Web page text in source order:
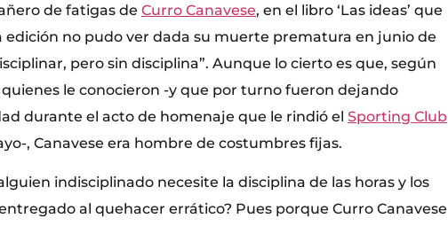
de fatigas de Curro Canavese, en el libro ‘Las ideas’ que
edición no pudo ver dada su muerte prematura en junio de
pero sin disciplina”. Aunque lo cierto es que, según
le conocieron -y que por turno fueron dejando
durante el acto de homenaje que le rindió el Sporting Club
, Canavese era hombre de costumbres fijas.
indisciplinado necesite la disciplina de las horas y los
al quehacer errático? Pues porque Curro Canavese